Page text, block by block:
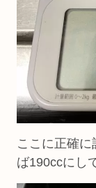
ここに正確
ば190ccにし